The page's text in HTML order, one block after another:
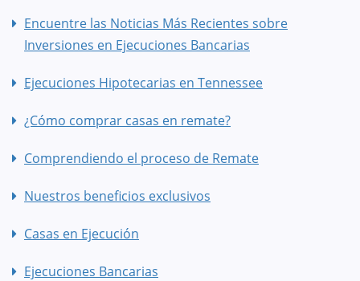
Encuentre las Noticias Más Recientes sobre
Inversiones en Ejecuciones Bancarias
Ejecuciones Hipotecarias en Tennessee
¿Cómo comprar casas en remate?
Comprendiendo el proceso de Remate
Nuestros beneficios exclusivos
Casas en Ejecución
Ejecuciones Bancarias